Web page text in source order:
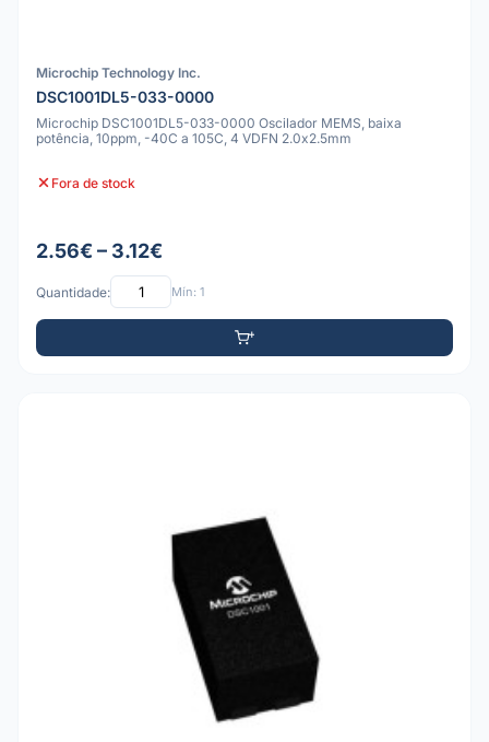
Microchip Technology Inc.
DSC1001DL5-033-0000
Microchip DSC1001DL5-033-0000 Oscilador MEMS, baixa
potência, 10ppm, -40C a 105C, 4 VDFN 2.0x2.5mm
Fora de stock
2.56€ – 3.12€
Quantidade: Mín: 1